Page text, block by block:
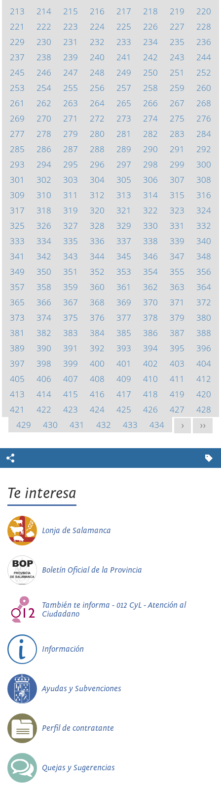
213
214 215 216 217 218 219
220
221
222 223 224 225 226 227
228
229
230 231 232 233 234 235
236
237
238 239 240 241 242 243
244
245
246 247 248 249 250 251
252
253
254 255 256 257 258 259
260
261
262 263 264 265 266 267
268
269
270 271 272 273 274 275
276
277
278 279 280 281 282 283
284
285
286 287 288 289 290 291
292
293
294 295 296 297 298 299
300
301
302 303 304 305 306 307
308
309
310 311 312 313 314 315
316
317
318 319 320 321 322 323
324
325
326 327 328 329 330 331
332
333
334 335 336 337 338 339
340
341
342 343 344 345 346 347
348
349
350 351 352 353 354 355
356
357
358 359 360 361 362 363
364
365
366 367 368 369 370 371
372
373
374 375 376 377 378 379
380
381
382 383 384 385 386 387
388
389
390 391 392 393 394 395
396
397
398 399 400 401 402 403
404
405
406 407 408 409 410 411
412
413
414 415 416 417 418 419
420
421
422 423 424 425 426 427
428
429
430 431 432 433 434 > >>
Te interesa
Lonja de Salamanca
Boletín Oficial de la Provincia
También te informa - 012 CyL - Atención al
Ciudadano
Información
Ayudas y Subvenciones
Perfil de contratante
Quejas y Sugerencias